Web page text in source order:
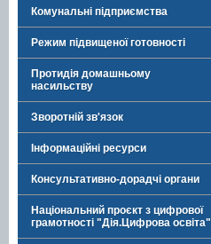
Комунальні підприємства
Режим підвищеної готовності
Протидія домашньому
насильству
Зворотній зв'язок
Інформаційні ресурси
Консультативно-дорадчі органи
Національний проєкт з цифрової
грамотності "Дія.Цифрова освіта"